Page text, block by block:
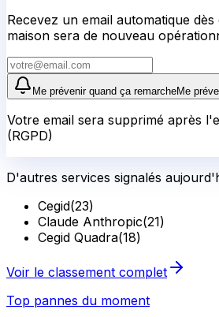
Recevez un email automatique dès
maison sera de nouveau
Me prévenir quand ça remarcheMe
Votre email sera supprimé après
(RGPD)
D'autres services signalés
Cegid(23)
Claude Anthropic(21)
Cegid Quadra(18)
Voir le classement complet
Top pannes du moment